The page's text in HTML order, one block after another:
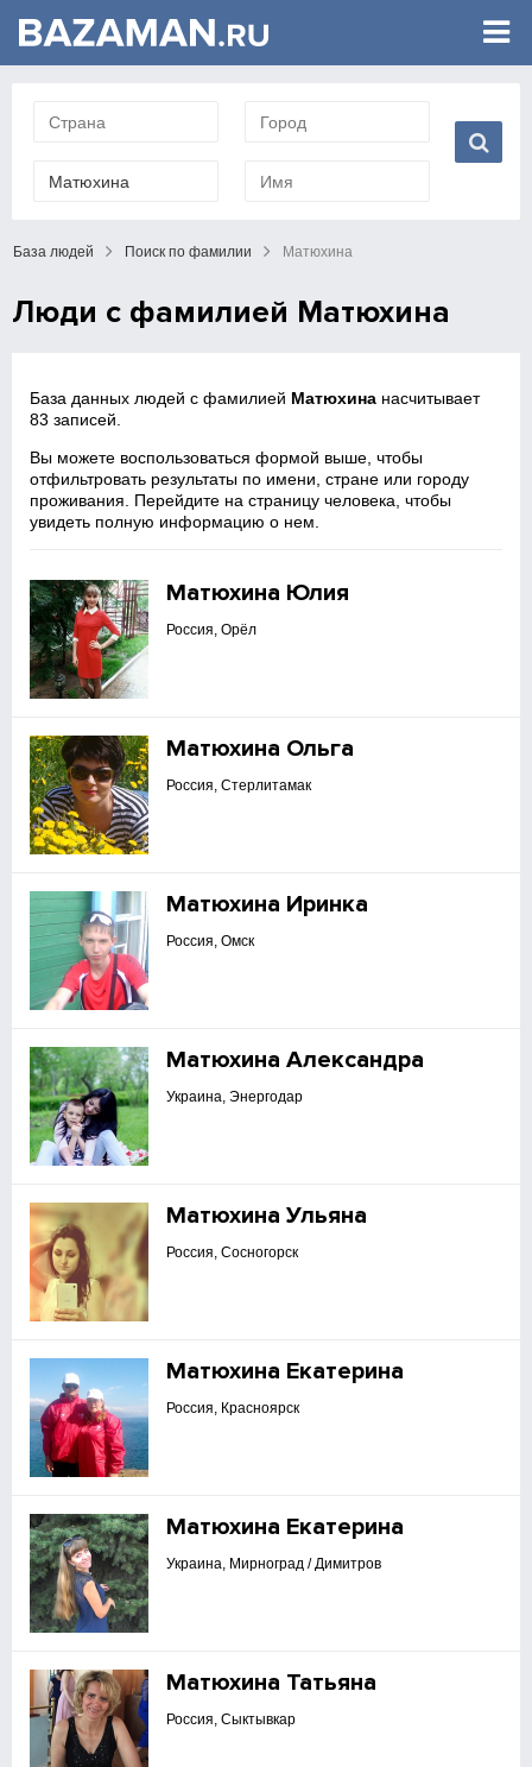
База людей Поиск по фамилии Матюхина
Люди с фамилией Матюхина
База данных людей с фамилией Матюхина насчитывает
83 записей.
Вы можете воспользоваться формой выше, чтобы
отфильтровать результаты по имени, стране или городу
проживания. Перейдите на страницу человека, чтобы
увидеть полную информацию о нем.
Матюхина Юлия
Россия, Орёл
Матюхина Ольга
Россия, Стерлитамак
Матюхина Иринка
Россия, Омск
Матюхина Александра
Украина, Энергодар
Матюхина Ульяна
Россия, Сосногорск
Матюхина Екатерина
Россия, Красноярск
Матюхина Екатерина
Украина, Мирноград / Димитров
Матюхина Татьяна
Россия, Сыктывкар